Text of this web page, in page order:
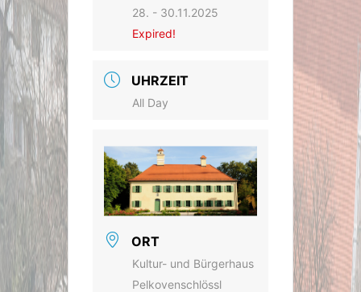
28. - 30.11.2025
Expired!
UHRZEIT
All Day
ORT
Kultur- und Bürgerhaus
Pelkovenschlössl